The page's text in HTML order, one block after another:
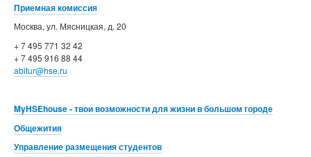
Приемная комиссия
Москва, ул. Мясницкая, д. 20
+ 7 495 771 32 42
+ 7 495 916 88 44
abitur@hse.ru
MyHSEhouse - твои возможности для жизни в большом городе
Общежития
Управление размещения студентов